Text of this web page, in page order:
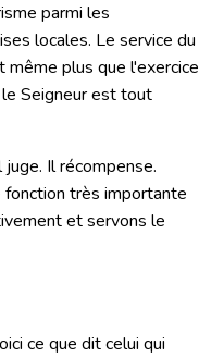
parmi les
locales. Le service du
même plus que l'exercice
Seigneur est tout
Il récompense.
très importante
et servons le
ce que dit celui qui